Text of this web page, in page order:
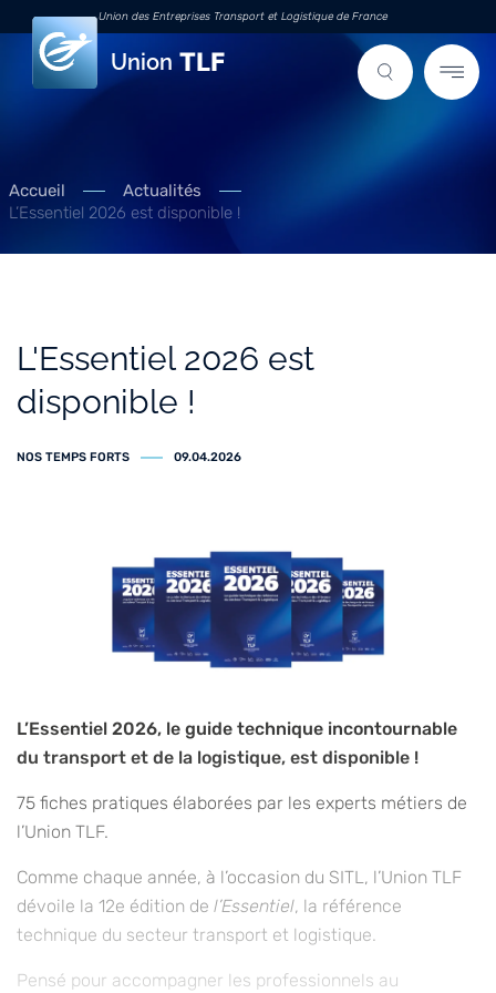
Union des Entreprises Transport et Logistique de France
Union
Accueil
Actualités
L’Essentiel 2026 est disponible !
L'Essentiel 2026 est
disponible !
NOS TEMPS FORTS 09.04.2026
L’Essentiel 2026, le guide technique incontournable
du transport et de la logistique, est disponible !
75 fiches pratiques élaborées par les experts métiers de
l’Union TLF.
Comme chaque année, à l’occasion du SITL, l’Union TLF
dévoile la 12e édition de l’Essentiel, la référence
technique du secteur transport et logistique.
Pensé pour accompagner les professionnels au